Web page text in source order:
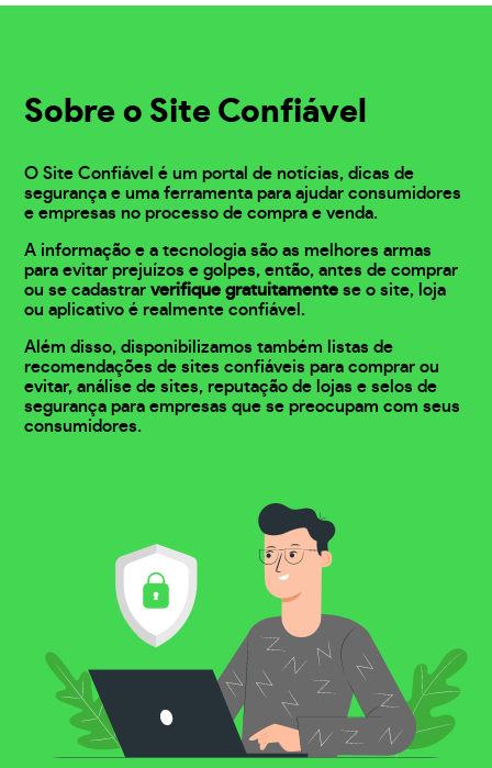
Sobre o Site Confiável
O Site Confiável é um portal de notícias, dicas de
segurança e uma ferramenta para ajudar consumidores
e empresas no processo de compra e venda.
A informação e a tecnologia são as melhores armas
para evitar prejuízos e golpes, então, antes de comprar
ou se cadastrarverifique gratuitamente se o site, loja
ou aplicativo é realmente confiável.
Além disso, disponibilizamos também listas de
recomendações de sites confiáveis para comprar ou
evitar, análise de sites, reputação de lojas e selos de
segurança para empresas que se preocupam com seus
consumidores.